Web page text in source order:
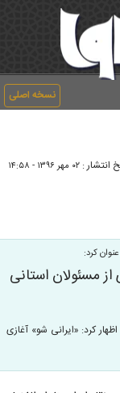
نسخه اصلی
انتشار : ۰۲ مهر ۱۳۹۶ - ۱۴:۵۸
کرد:
مسئولان استانی
کرد: «ایرانی شو» آغازی